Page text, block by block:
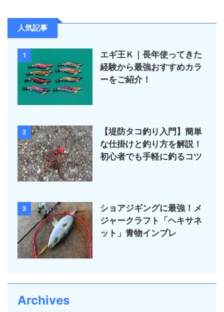
人気記事
1
エギ王Ｋ｜長年使ってきた
経験から最強おすすめカラ
ーをご紹介！
2
【堤防タコ釣り入門】簡単
な仕掛けと釣り方を解説！
初心者でも手軽に釣るコツ
3
ショアジギングに最強！メ
ジャークラフト「ヘキサネ
ット」青物インプレ
Archives